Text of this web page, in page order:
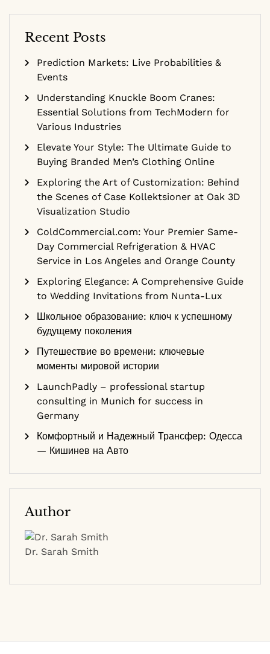
Recent Posts
Prediction Markets: Live Probabilities &
Events
Understanding Knuckle Boom Cranes:
Essential Solutions from TechModern for
Various Industries
Elevate Your Style: The Ultimate Guide to
Buying Branded Men’s Clothing Online
Exploring the Art of Customization: Behind
the Scenes of Case Kollektsioner at Oak 3D
Visualization Studio
ColdCommercial.com: Your Premier Same-
Day Commercial Refrigeration & HVAC
Service in Los Angeles and Orange County
Exploring Elegance: A Comprehensive Guide
to Wedding Invitations from Nunta-Lux
Школьное образование: ключ к успешному
будущему поколения
Путешествие во времени: ключевые
моменты мировой истории
LaunchPadly – professional startup
consulting in Munich for success in
Germany
Комфортный и Надежный Трансфер: Одесса
— Кишинев на Авто
Author
Dr. Sarah Smith